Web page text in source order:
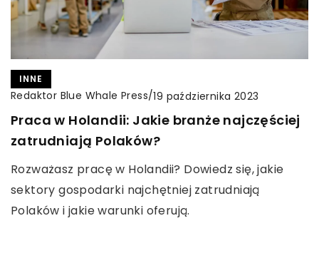
INNE
Redaktor Blue Whale Press/19 października 2023
Praca w Holandii: Jakie branże najczęściej
zatrudniają Polaków?
Rozważasz pracę w Holandii? Dowiedz się, jakie
sektory gospodarki najchętniej zatrudniają
Polaków i jakie warunki oferują.